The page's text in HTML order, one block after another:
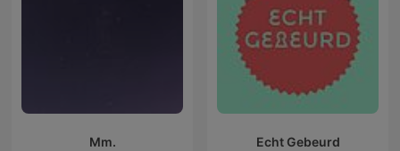
Mm. Echt Gebeurd